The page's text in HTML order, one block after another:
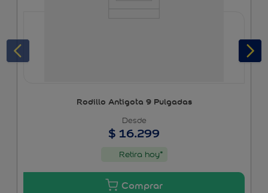
Rodillo Antigota 9 Pulgadas
$ 16.299
Retira hoy*